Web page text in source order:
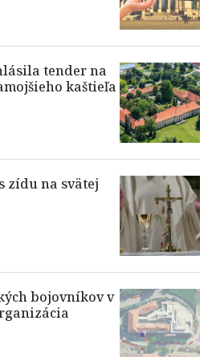
tender na
kaštieľa
zídu na svätej
bojovníkov v